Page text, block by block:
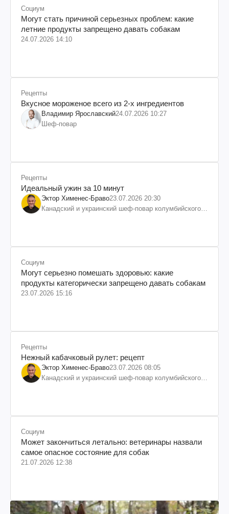
Социум
Могут стать причиной серьезных проблем: какие
летние продукты запрещено давать собакам
24.07.2026 14:10
Рецепты
Вкусное мороженое всего из 2-х ингредиентов
Владимир Ярославский24.07.2026 10:27
Шеф-повар
Рецепты
Идеальный ужин за 10 минут
Эктор Хименес-Браво23.07.2026 20:30
Канадский и украинский шеф-повар колумбийского
Социум
Могут серьезно помешать здоровью: какие
продукты категорически запрещено давать собакам
23.07.2026 15:16
Рецепты
Нежный кабачковый рулет: рецепт
Эктор Хименес-Браво23.07.2026 08:05
Канадский и украинский шеф-повар колумбийского
Социум
Может закончиться летально: ветеринары назвали
самое опасное состояние для собак
21.07.2026 12:38